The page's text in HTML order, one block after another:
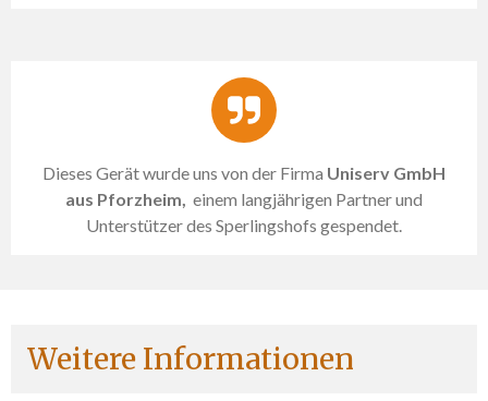
Dieses Gerät wurde uns von der Firma Uniserv GmbH
aus Pforzheim, einem langjährigen Partner und
Unterstützer des Sperlingshofs gespendet.
Weitere Informationen